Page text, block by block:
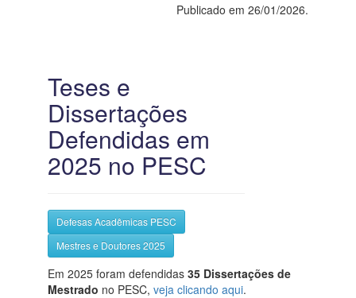
Publicado em 26/01/2026.
Teses e
Dissertações
Defendidas em
2025 no PESC
Defesas Acadêmicas PESC
Mestres e Doutores 2025
Em 2025 foram defendidas 35 Dissertações de
Mestrado no PESC, veja clicando aqui.